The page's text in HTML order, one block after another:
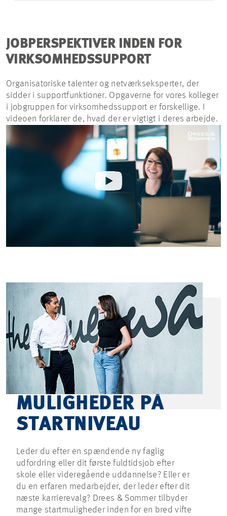
JOBPERSPEKTIVER INDEN FOR
VIRKSOMHEDSSUPPORT
Organisatoriske talenter og netværkseksperter, der
sidder i supportfunktioner. Opgaverne for vores kolleger
i jobgruppen for virksomhedssupport er forskellige. I
videoen forklarer de, hvad der er vigtigt i deres arbejde.
MULIGHEDER PÅ
STARTNIVEAU
Leder du efter en spændende ny faglig
udfordring eller dit første fuldtidsjob efter
skole eller videregående uddannelse? Eller er
du en erfaren medarbejder, der leder efter dit
næste karrierevalg? Drees & Sommer tilbyder
mange startmuligheder inden for en bred vifte